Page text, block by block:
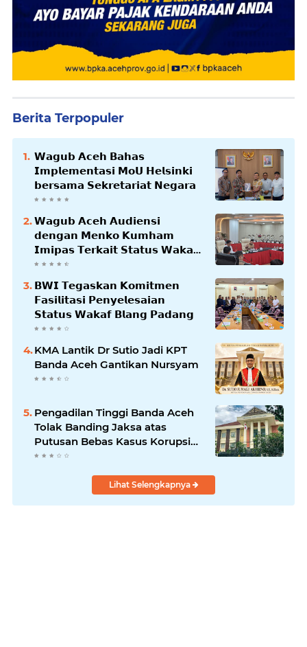
Berita Terpopuler
𝗪𝗮𝗴𝘂𝗯 𝗔𝗰𝗲𝗵 𝗕𝗮𝗵𝗮𝘀
𝗜𝗺𝗽𝗹𝗲𝗺𝗲𝗻𝘁𝗮𝘀𝗶 𝗠𝗼𝗨 𝗛𝗲𝗹𝘀𝗶𝗻𝗸𝗶
𝗯𝗲𝗿𝘀𝗮𝗺𝗮 𝗦𝗲𝗸𝗿𝗲𝘁𝗮𝗿𝗶𝗮𝘁 𝗡𝗲𝗴𝗮𝗿𝗮
𝗪𝗮𝗴𝘂𝗯 𝗔𝗰𝗲𝗵 𝗔𝘂𝗱𝗶𝗲𝗻𝘀𝗶
𝗱𝗲𝗻𝗴𝗮𝗻 𝗠𝗲𝗻𝗸𝗼 𝗞𝘂𝗺𝗵𝗮𝗺
𝗜𝗺𝗶𝗽𝗮𝘀 𝗧𝗲𝗿𝗸𝗮𝗶𝘁 𝗦𝘁𝗮𝘁𝘂𝘀 𝗪𝗮𝗸𝗮𝗳
𝗕𝗹𝗮𝗻𝗴𝗽𝗮𝗱𝗮𝗻𝗴
𝗕𝗪𝗜 𝗧𝗲𝗴𝗮𝘀𝗸𝗮𝗻 𝗞𝗼𝗺𝗶𝘁𝗺𝗲𝗻
𝗙𝗮𝘀𝗶𝗹𝗶𝘁𝗮𝘀𝗶 𝗣𝗲𝗻𝘆𝗲𝗹𝗲𝘀𝗮𝗶𝗮𝗻
𝗦𝘁𝗮𝘁𝘂𝘀 𝗪𝗮𝗸𝗮𝗳 𝗕𝗹𝗮𝗻𝗴 𝗣𝗮𝗱𝗮𝗻𝗴
KMA Lantik Dr Sutio Jadi KPT
Banda Aceh Gantikan Nursyam
Pengadilan Tinggi Banda Aceh
Tolak Banding Jaksa atas
Putusan Bebas Kasus Korupsi
Wastafel
Lihat Selengkapnya